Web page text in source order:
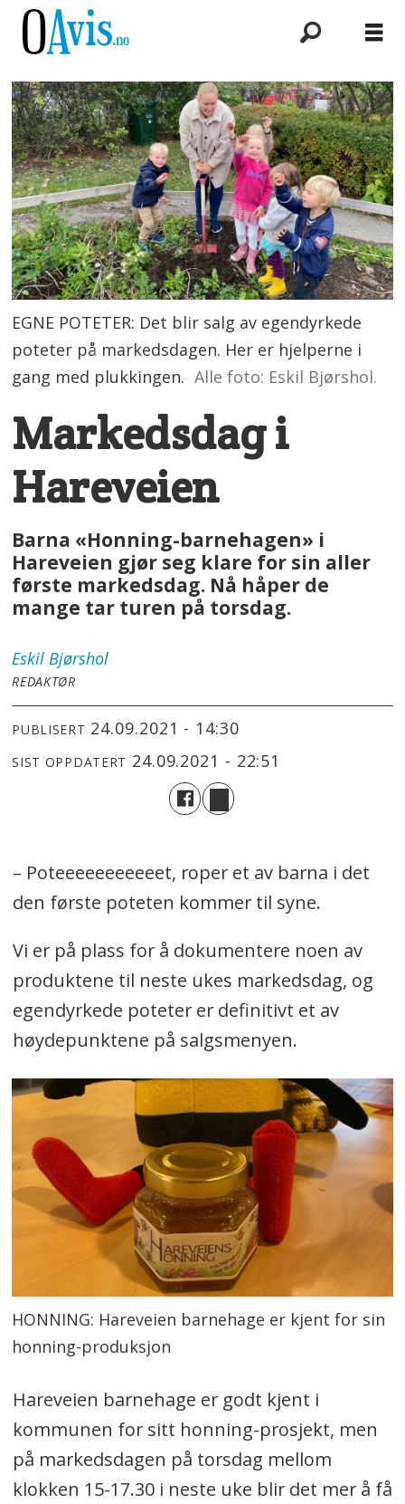
EGNE POTETER: Det blir salg av egendyrkede
poteter på markedsdagen. Her er hjelperne i
gang med plukkingen. Alle foto: Eskil Bjørshol.
Markedsdag i
Hareveien
Barna «Honning-barnehagen» i
Hareveien gjør seg klare for sin aller
første markedsdag. Nå håper de
mange tar turen på torsdag.
Eskil Bjørshol
REDAKTØR
PUBLISERT 24.09.2021 - 14:30
SIST OPPDATERT 24.09.2021 - 22:51
– Poteeeeeeeeeeet, roper et av barna i det
den første poteten kommer til syne.
Vi er på plass for å dokumentere noen av
produktene til neste ukes markedsdag, og
egendyrkede poteter er definitivt et av
høydepunktene på salgsmenyen.
HONNING: Hareveien barnehage er kjent for sin
honning-produksjon
Hareveien barnehage er godt kjent i
kommunen for sitt honning-prosjekt, men
på markedsdagen på torsdag mellom
klokken 15-17.30 i neste uke blir det mer å få